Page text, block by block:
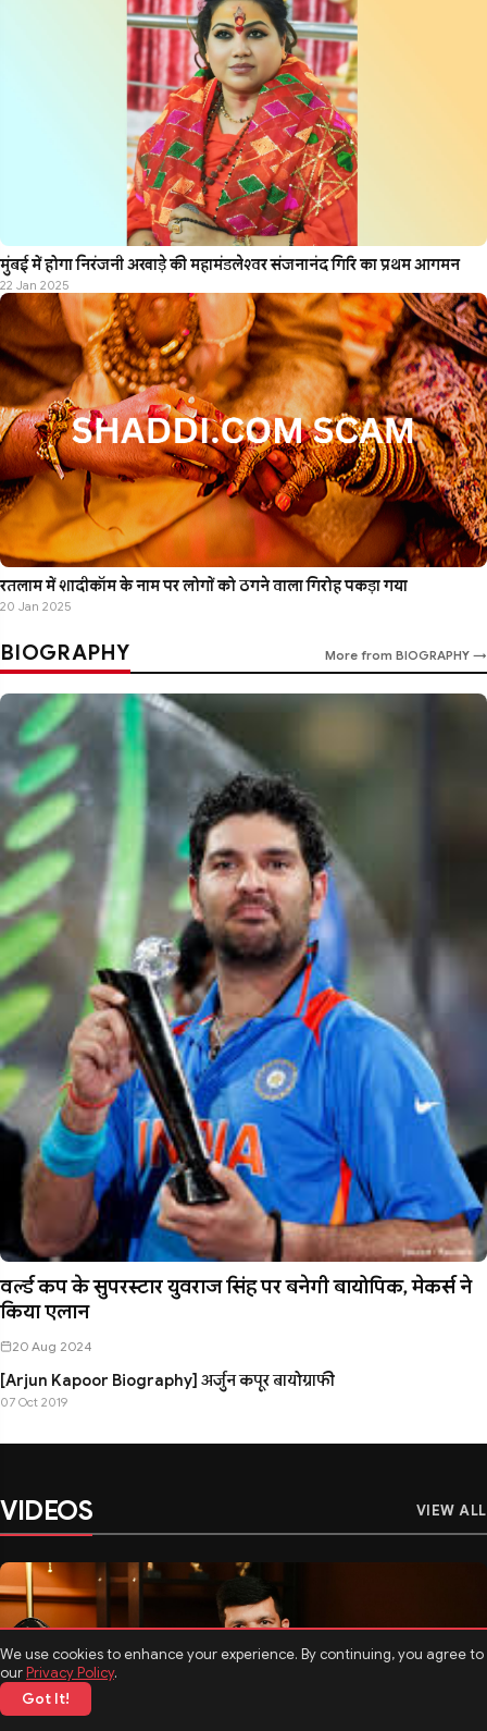
We use cookies to enhance your experience. By continuing, you agree to
ourPrivacy Policy.
Got It!
मुंबई में होगा निरंजनी अखाड़े की महामंडलेश्वर संजनानंद गिरि का प्रथम आगमन
22 Jan 2025
रतलाम में शादीकॉम के नाम पर लोगों को ठगने वाला गिरोह पकड़ा गया
20 Jan 2025
BIOGRAPHY More from BIOGRAPHY →
वर्ल्ड कप के सुपरस्टार युवराज सिंह पर बनेगी बायोपिक, मेकर्स ने
किया एलान
20 Aug 2024
[Arjun Kapoor Biography] अर्जुन कपूर बायोग्राफी
07 Oct 2019
VIDEOS VIEW ALL
मनोरंजन